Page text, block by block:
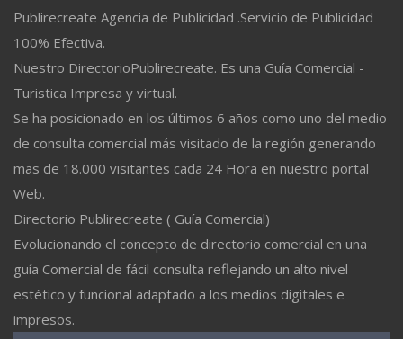
Publirecreate Agencia de Publicidad .Servicio de Publicidad
100% Efectiva.
Nuestro DirectorioPublirecreate. Es una Guía Comercial -
Turistica Impresa y virtual.
Se ha posicionado en los últimos 6 años como uno del medio
de consulta comercial más visitado de la región generando
mas de 18.000 visitantes cada 24 Hora en nuestro portal
Web.
Directorio Publirecreate ( Guía Comercial)
Evolucionando el concepto de directorio comercial en una
guía Comercial de fácil consulta reflejando un alto nivel
estético y funcional adaptado a los medios digitales e
impresos.